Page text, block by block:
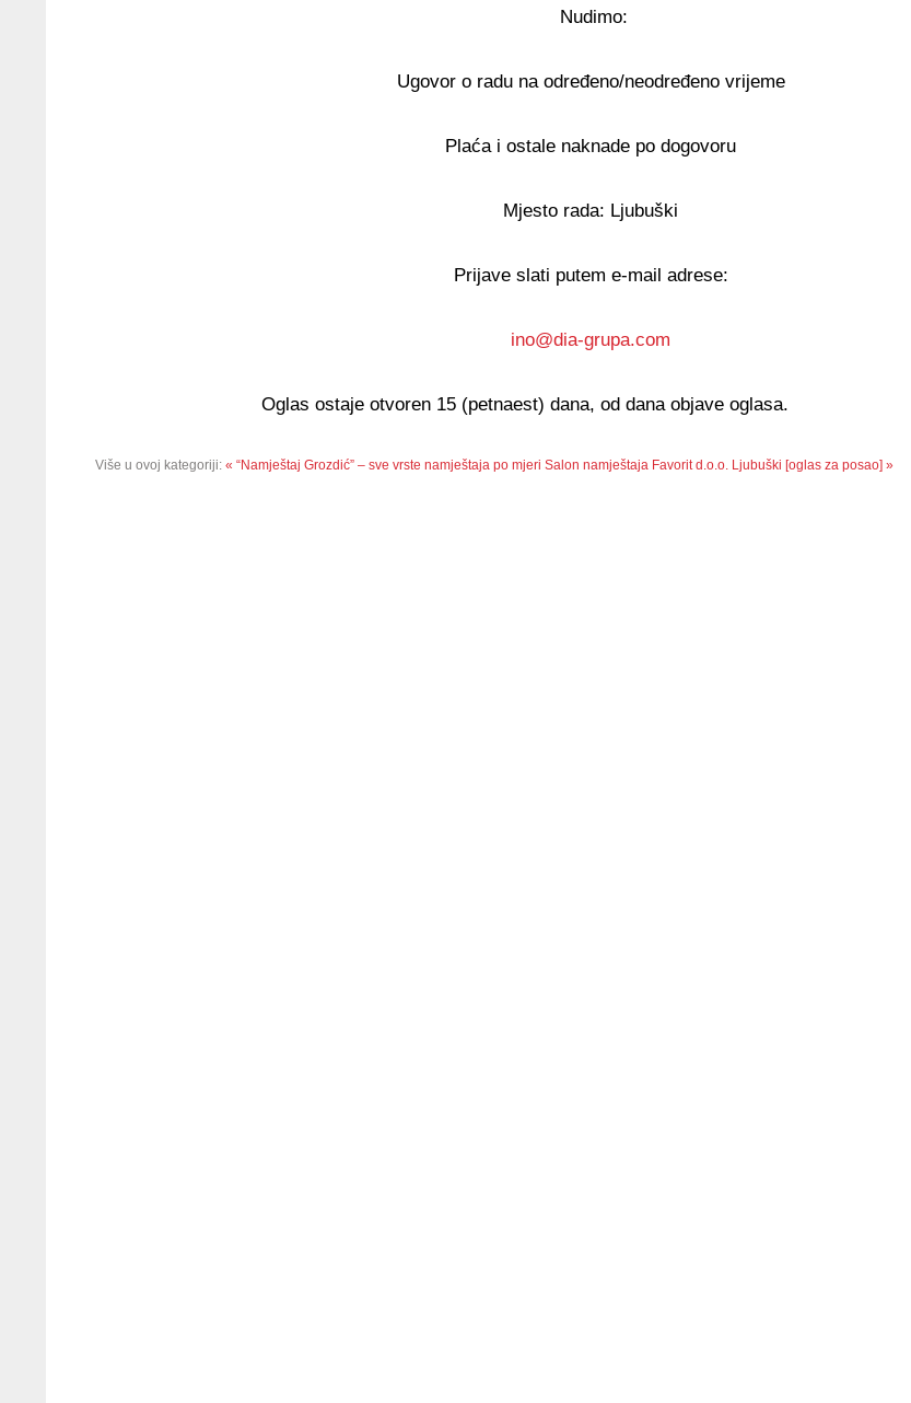
Nudimo:
Ugovor o radu na određeno/neodređeno vrijeme
Plaća i ostale naknade po dogovoru
Mjesto rada: Ljubuški
Prijave slati putem e-mail adrese:
ino@dia-grupa.com
Oglas ostaje otvoren 15 (petnaest) dana, od dana objave oglasa.
Više u ovoj kategoriji: « “Namještaj Grozdić” – sve vrste namještaja po mjeri Salon namještaja Favorit d.o.o. Ljubuški [oglas za posao] »